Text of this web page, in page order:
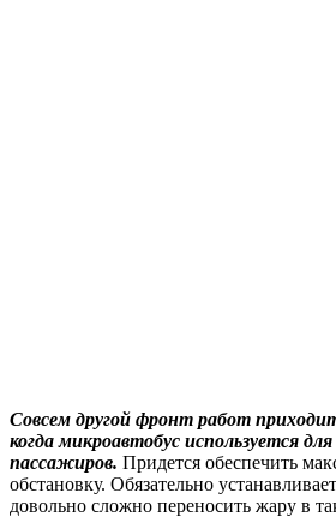
Совсем другой фронт работ
когда микроавтобус используется для
пассажиров. Придется обеспечить
обстановку. Обязательно
довольно сложно переносить жару в